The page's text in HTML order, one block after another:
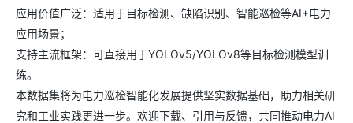
应用价值广泛：适用于目标检测、缺陷识别、智能巡检等AI+电力
应用场景；
支持主流框架：可直接用于YOLOv5/YOLOv8等目标检测模型训
练。
本数据集将为电力巡检智能化发展提供坚实数据基础，助力相关研
究和工业实践更进一步。欢迎下载、引用与反馈，共同推动电力AI